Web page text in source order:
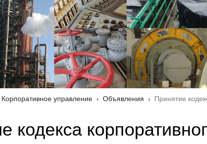
Корпоративное управление Объявления Принятие
кодекса